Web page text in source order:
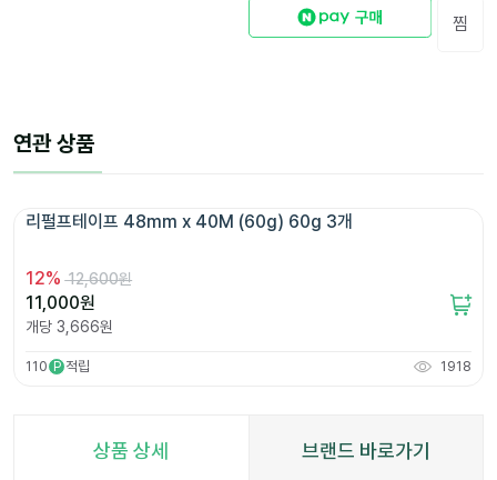
찜
연관 상품
12% 12,600원
11,000원
개당 3,666원
110 P 적립 1918
상품 상세 브랜드 바로가기